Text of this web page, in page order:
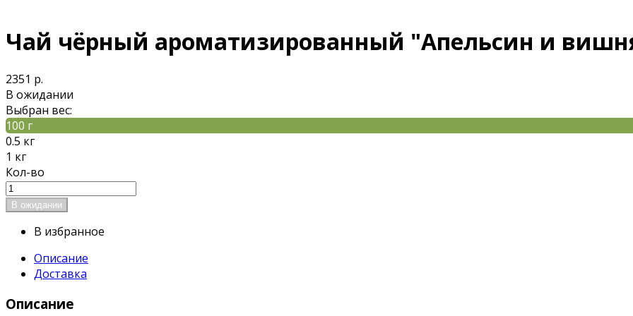
Чай чёрный ароматизированный "Апельсин и
2351 р.
В ожидании
Выбран вес:
100 г
0.5 кг
1 кг
Кол-во
В избранное
Описание
Доставка
Описание